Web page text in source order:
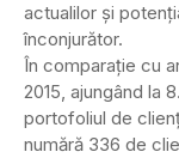
actualilor şi
înconjurător.
În comparaţie cu
2015, ajungând la
portofoliul de
numără 336 de